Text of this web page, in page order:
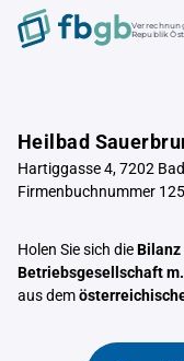
Republik
Heilbad
Hartiggasse 4, 7202
Firmenbuchnummer
Holen Sie sich dieBilanz
Betriebsgesellschaft
aus dem